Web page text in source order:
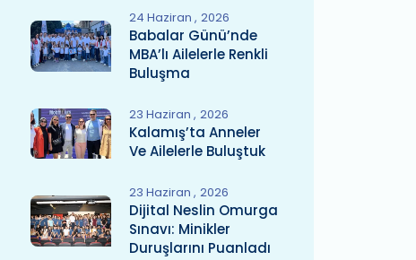
24 Haziran 2026
Babalar Günü’nde
MBA’lı Ailelerle Renkli
Buluşma
23 Haziran 2026
Kalamış’ta Anneler
Ve Ailelerle Buluştuk
23 Haziran 2026
Dijital Neslin Omurga
Sınavı: Minikler
Duruşlarını Puanladı